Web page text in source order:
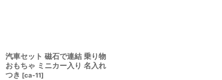
汽車セット 磁石で連結 乗り物
おもちゃ ミニカー入り 名入れ
つき [ca-11]